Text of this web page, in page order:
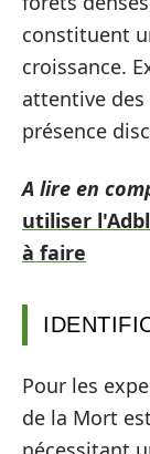
constituent
croissance.
attentive
présence
A lire en
utiliser
à faire
Pour les
de la Mort